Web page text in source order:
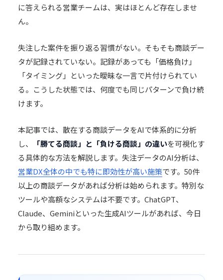
に答えられる営業チームは、実はほとんど存在しませ
ん。
失注した案件を振り返る習慣がない。そもそも商談デー
タが記録されていない。記録があっても「価格負け」
「タイミング」といった曖昧な一言で片付けられてい
る。こうした状態では、何度でも同じパターンで負け続
けます。
本記事では、散在する商談データをAIで体系的に分析
し、
「勝てる商談」と「負ける商談」の違いを可視化す
る具体的な方法を解説します。失注データのAI分析は、
営業DX全体の中でも特に即効性が高い施策です。50件
以上の商談データがあれば分析は始められます。特別な
ツールや高額なシステムは不要です。ChatGPT、
Claude、Geminiといった生成AIツールがあれば、今日
から取り組めます。